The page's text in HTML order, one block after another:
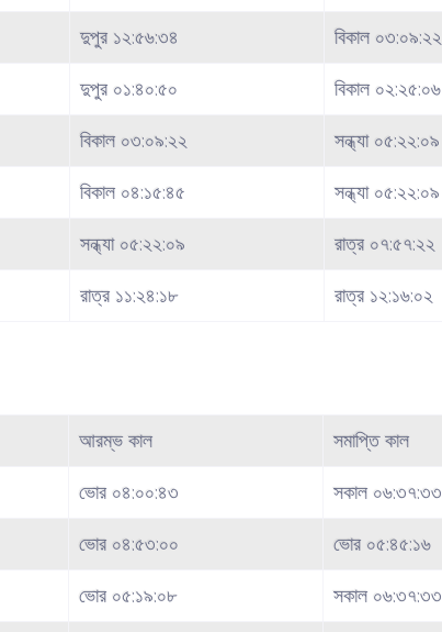
দুপুর ১২:৫৬:৩৪
বিকাল ০৩:০৯:২২
দুপুর ০১:৪০:৫০
বিকাল ০২:২৫:০৬
বিকাল ০৩:০৯:২২
সন্ধ্যা ০৫:২২:০৯
বিকাল ০৪:১৫:৪৫
সন্ধ্যা ০৫:২২:০৯
সন্ধ্যা ০৫:২২:০৯
রাত্র ০৭:৫৭:২২
রাত্র ১১:২৪:১৮ রাত্র ১২:১৬:০২
আরম্ভ কাল
সমাপ্তি কাল
ভোর ০৪:০০:৪৩
সকাল ০৬:৩৭:৩৩
ভোর ০৪:৫৩:০০
ভোর ০৫:৪৫:১৬
ভোর ০৫:১৯:০৮
সকাল ০৬:৩৭:৩৩